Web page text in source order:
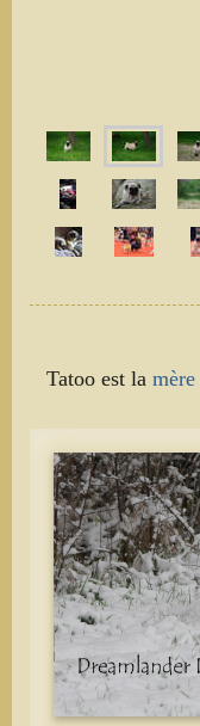
Tatoo est la mère